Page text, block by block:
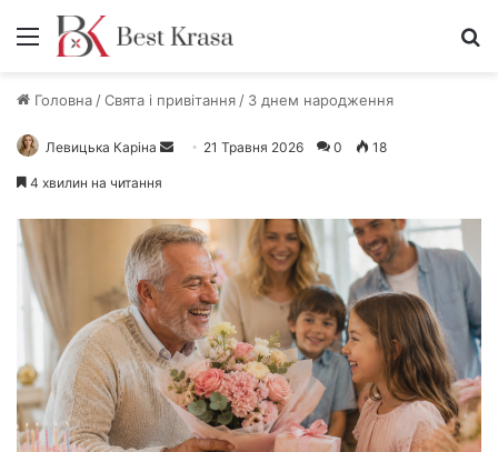
Меню
Головна /Свята і привітання / З днем народження
Левицька Каріна
і
ш
т
ь
е
л
е
21 Травня 2026 0 18
4 хвилин на читання